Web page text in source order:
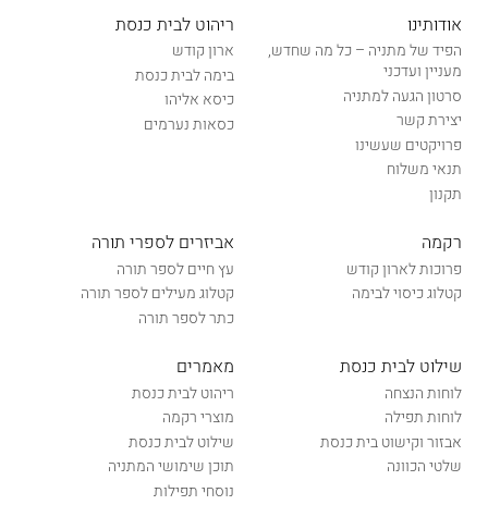
אודותינו
הפיד של מתניה – כל מה שחדש,
מעניין ועדכני
סרטון הגעה למתניה
יצירת קשר
פרויקטים שעשינו
תנאי משלוח
תקנון
ריהוט לבית כנסת
ארון קודש
בימה לבית כנסת
כיסא אליהו
כסאות נערמים
רקמה
פרוכות לארון קודש
קטלוג כיסוי לבימה
אביזרים לספרי תורה
עץ חיים לספר תורה
קטלוג מעילים לספר תורה
כתר לספר תורה
שילוט לבית כנסת
לוחות הנצחה
לוחות תפילה
אבזור וקישוט בית כנסת
שלטי הכוונה
מאמרים
ריהוט לבית כנסת
מוצרי רקמה
שילוט לבית כנסת
תוכן שימושי המתניה
נוסחי תפילות